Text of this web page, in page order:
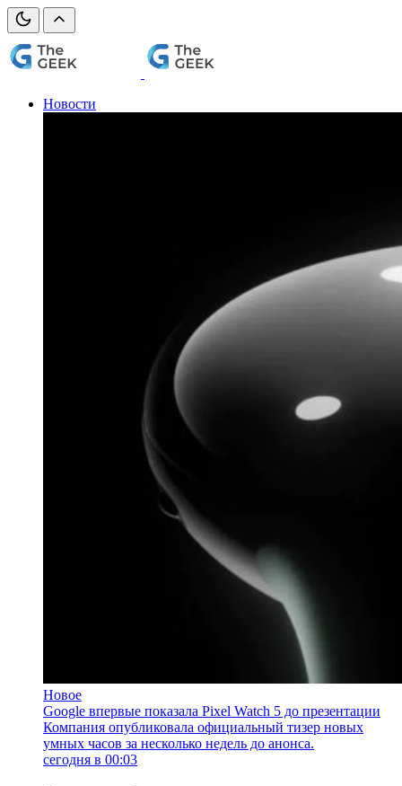
Новости
Новое
Google впервые показала Pixel Watch 5 до презентации
Компания опубликовала официальный тизер новых
умных часов за несколько недель до анонса.
сегодня в 00:03